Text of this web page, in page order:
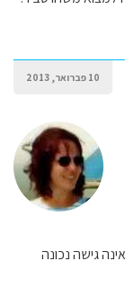
10 פברואר, 2013
גישה נכונה